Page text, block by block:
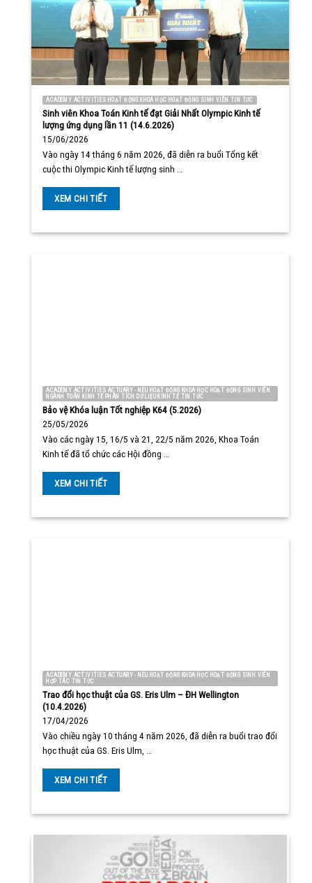
ACADEMY ACTIVITIES HOẠT ĐỘNG KHOA HỌC HOẠT ĐỘNG SINH VIÊN TIN TỨC
Sinh viên Khoa Toán Kinh tế đạt Giải Nhất Olympic Kinh tế
lượng ứng dụng lần 11 (14.6.2026)
15/06/2026
Vào ngày 14 tháng 6 năm 2026, đã diễn ra buổi Tổng kết
cuộc thi Olympic Kinh tế lượng sinh …
XEM CHI TIẾT
ACADEMY ACTIVITIES ACTUARY - NEU HOẠT ĐỘNG KHOA HỌC HOẠT ĐỘNG SINH VIÊN
NGÀNH TOÁN KINH TẾ PHÂN TÍCH DỮ LIỆU KINH TẾ TIN TỨC
Bảo vệ Khóa luận Tốt nghiệp K64 (5.2026)
25/05/2026
Vào các ngày 15, 16/5 và 21, 22/5 năm 2026, Khoa Toán
Kinh tế đã tổ chức các Hội đồng …
XEM CHI TIẾT
ACADEMY ACTIVITIES ACTUARY - NEU HOẠT ĐỘNG KHOA HỌC HOẠT ĐỘNG SINH VIÊN
HỢP TÁC TIN TỨC
Trao đổi học thuật của GS. Eris Ulm – ĐH Wellington
(10.4.2026)
17/04/2026
Vào chiều ngày 10 tháng 4 năm 2026, đã diễn ra buổi trao đổi
học thuật của GS. Eris Ulm, …
XEM CHI TIẾT